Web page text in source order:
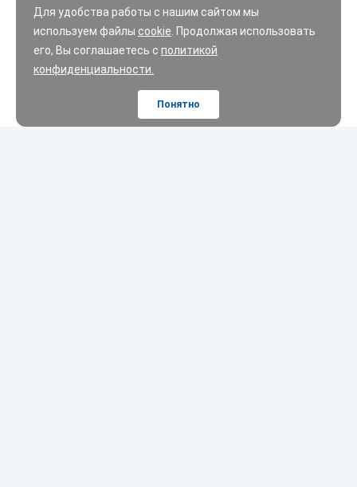
Для удобства работы с нашим сайтом мы
используем файлы cookie . Продолжая использовать
его, Вы соглашаетесь с политикой
конфиденциальности.
Понятно